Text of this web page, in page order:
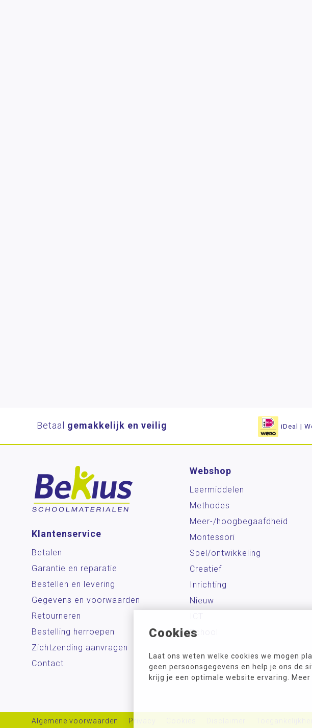
Cookies
Laat ons weten welke cookies we mogen
geen persoonsgegevens en help je ons de
krijg je een optimale website ervaring. Meer
Betaal gemakkelijk en veilig iDeal |
Klantenservice
Betalen
Garantie en reparatie
Bestellen en levering
Gegevens en voorwaarden
Retourneren
Bestelling herroepen
Zichtzending aanvragen
Contact
Webshop
Leermiddelen
Methodes
Meer-/hoog­begaafdheid
Montessori
Spel/ontwikkeling
Creatief
Inrichting
Nieuw
School
Algemene voorwaarden Privacy